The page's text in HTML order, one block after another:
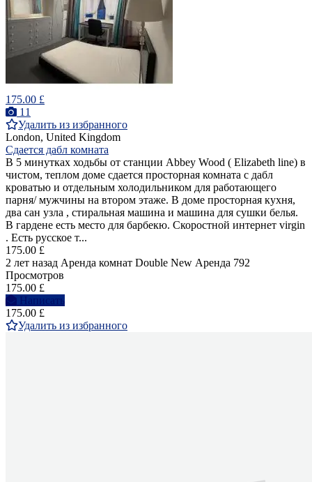
175.00 £
11
Удалить из избранного
London, United Kingdom
Сдается дабл комната
В 5 минутках ходьбы от станции Abbey Wood ( Elizabeth line) в
чистом, теплом доме сдается просторная комната с дабл
кроватью и отдельным холодильником для работающего
парня/ мужчины на втором этаже. В доме просторная кухня,
два сан узла , стиральная машина и машина для сушки белья.
В гардене есть место для барбекю. Скоростной интернет virgin
. Есть русское т...
175.00 £
2 лет назад Аренда комнат Double New Аренда 792
Просмотров
175.00 £
Написать
175.00 £
Удалить из избранного